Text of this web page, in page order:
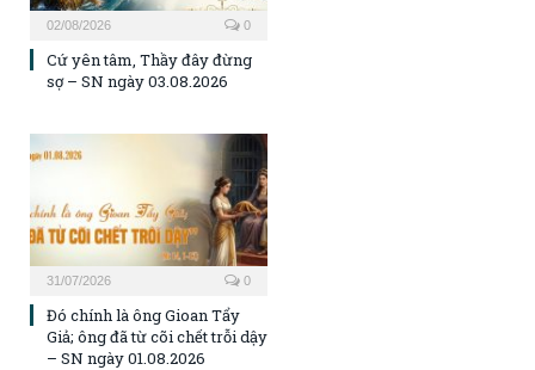
02/08/2026 0
Cứ yên tâm, Thầy đây đừng
sợ – SN ngày 03.08.2026
31/07/2026 0
Đó chính là ông Gioan Tẩy
Giả; ông đã từ cõi chết trỗi dậy
– SN ngày 01.08.2026